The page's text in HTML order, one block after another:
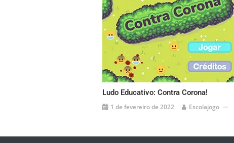
Ludo Educativo: Contra Corona!
1 de fevereiro de 2022 Escolajogo